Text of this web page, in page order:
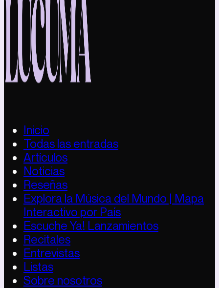
Inicio
Todas las entradas
Artículos
Noticias
Reseñas
Explora la Música del Mundo | Mapa
Interactivo por País
Escuche Ya! Lanzamientos
Recitales
Entrevistas
Listas
Sobre nosotros